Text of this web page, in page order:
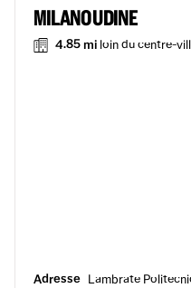
MILANO UDINE
4.85 mi loin du centre-
Adresse Lambrate